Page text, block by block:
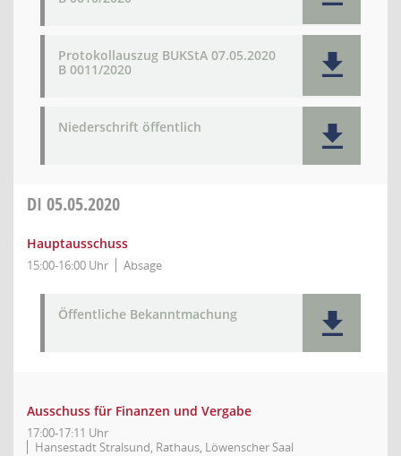
Protokollauszug BUKStA 07.05.2020
B 0011/2020
Niederschrift öffentlich
DI 05.05.2020
Hauptausschuss
15:00-16:00 Uhr Absage
Öffentliche Bekanntmachung
Ausschuss für Finanzen und Vergabe
17:00-17:11 Uhr
Hansestadt Stralsund, Rathaus, Löwenscher Saal